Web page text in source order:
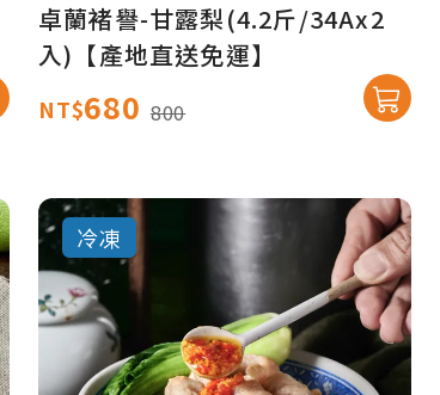
卓蘭褚譽-甘露梨(4.2斤/34Ax2
入)【產地直送免運】
NT$680 800
冷凍